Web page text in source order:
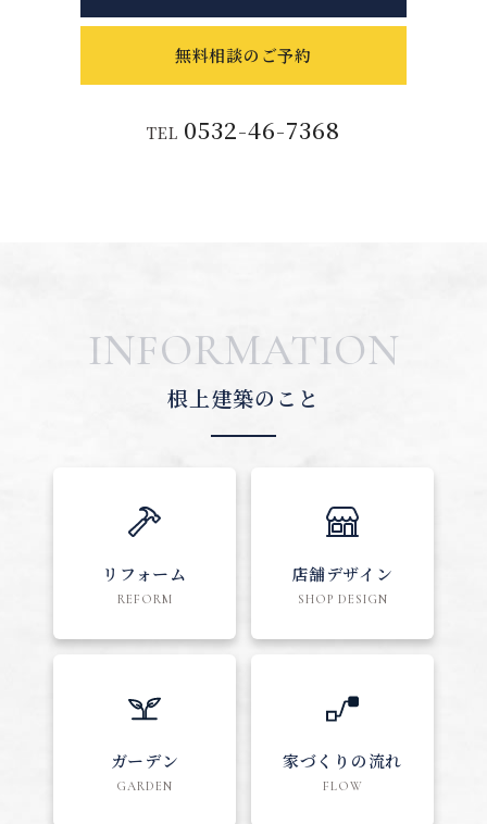
無料相談のご予約
TEL 0532-46-7368
INFORMATION
根上建築のこと
リフォーム
REFORM
店舗デザイン
SHOP DESIGN
ガーデン
GARDEN
家づくりの流れ
FLOW